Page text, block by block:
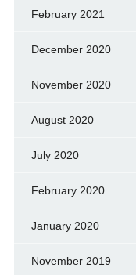
February 2021
December 2020
November 2020
August 2020
July 2020
February 2020
January 2020
November 2019